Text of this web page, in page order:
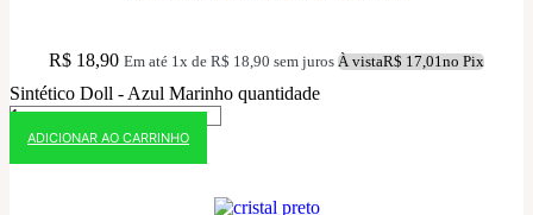
R$ 18,90 Em até 1x de R$ 18,90 sem juros À vistaR$ 17,01no Pix
Sintético Doll - Azul Marinho quantidade
ADICIONAR AO CARRINHO